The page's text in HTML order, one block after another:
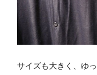
サイズも大きく、ゆ